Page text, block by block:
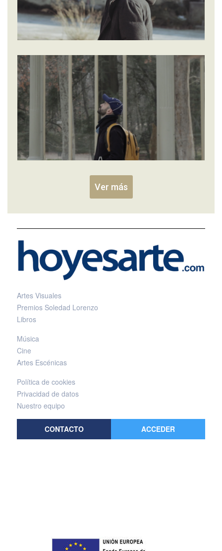
Ver más
Artes Visuales
Premios Soledad Lorenzo
Libros
Música
Cine
Artes Escénicas
Política de cookies
Privacidad de datos
Nuestro equipo
CONTACTO ACCEDER